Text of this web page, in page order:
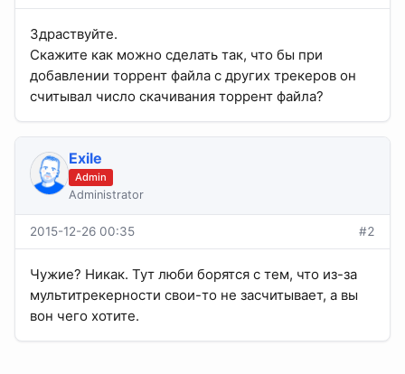
Здраствуйте.
Скажите как можно сделать так, что бы при
добавлении торрент файла с других трекеров он
считывал число скачивания торрент файла?
Exile
Admin
Administrator
2015-12-26 00:35 #2
Чужие? Никак. Тут люби борятся с тем, что из-за
мультитрекерности свои-то не засчитывает, а вы
вон чего хотите.